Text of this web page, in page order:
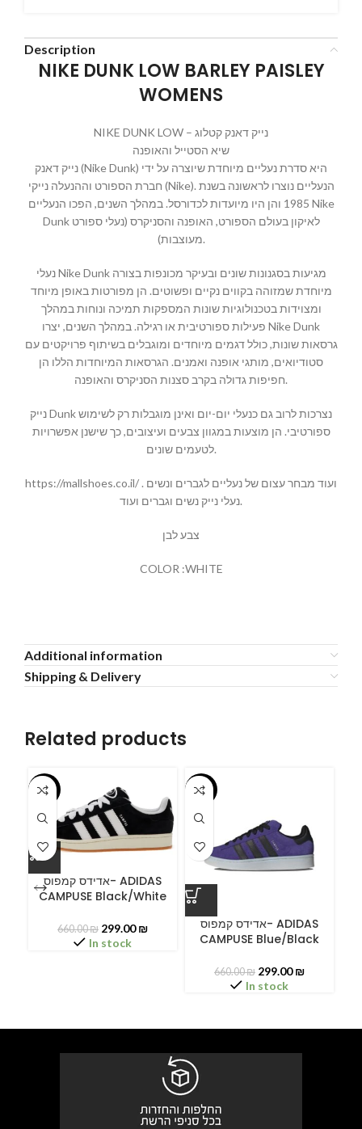
Description
NIKE DUNK LOW BARLEY PAISLEY
WOMENS
NIKE DUNK LOW – נייק דאנק קטלוג
שיא הסטייל והאופנה
נייק דאנק (Nike Dunk) היא סדרת נעליים מיוחדת שיוצרה על ידי
חברת הספורט וההנעלה נייקי (Nike). הנעליים נוצרו לראשונה בשנת
1985 והן היו מיועדות לכדורסל. במהלך השנים, הפכו הנעליים Nike
Dunk לאיקון בעולם הספורט, האופנה והסניקרס (נעלי ספורט
מעוצבות).
נעלי Nike Dunk מגיעות בסגנונות שונים ובעיקר מכונפות בצורה
מיוחדת שמזוהה בקווים נקיים ופשוטים. הן מפורטות באופן מיוחד
ומצוידות בטכנולוגיות שונות המספקות תמיכה ונוחות במהלך
פעילות ספורטיבית או רגילה. במהלך השנים, יצרו Nike Dunk
גרסאות שונות, כולל דגמים מיוחדים ומוגבלים בשיתוף פרויקטים עם
סטודיואים, מותגי אופנה ואמנים. הגרסאות המיוחדות הללו הן
חפיפות גדולה בקרב סצנות הסניקרס והאופנה.
נייק Dunk נצרכות לרוב גם כנעלי יום-יום ואינן מוגבלות רק לשימוש
ספורטיבי. הן מוצעות במגוון צבעים ועיצובים, כך שישנן אפשרויות
לטעמים שונים.
https://mallshoes.co.il/ ועוד מבחר עצום של נעליים לגברים ונשים .
נעלי נייק נשים וגברים ועוד.
צבע לבן
COLOR :WHITE
Additional information
Shipping & Delivery
Related products
-55%
אדידס קמפוס- ADIDAS
CAMPUSE Black/White
660.00₪ 299.00₪
In stock
-55%
אדידס קמפוס- ADIDAS
CAMPUSE Blue/Black
660.00₪ 299.00₪
In stock